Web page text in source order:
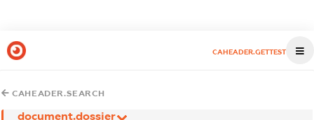
CAHEADER.GETTEST
CAHEADER.SEARCH
document.dossier